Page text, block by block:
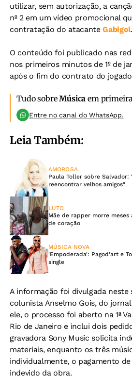
utilizar, sem autorização, a
nº 2 em um vídeo promocional
contratação do atacanteGabigol.
O conteúdo foi publicado nas
nos primeiros minutos de 1º de
após o fim do contrato do
Tudo sobreMúsica em
Entre no canal do WhatsApp.
Leia Também:
AMOROSA
Paula Toller sobre Salvador:
reencontrar velhos amigos"
LUTO
Mãe de rapper morre
de coração
MÚSICA NOVA
'Empoderada': Pagod'art e
single
A informação foi divulgada neste
colunista Anselmo Gois, do
ele, o processo foi aberto na 1ª
Rio de Janeiro e inclui dois
gravadora Sony Music solicita
materiais, enquanto os três
individualmente, o pagamento
indevido da obra.